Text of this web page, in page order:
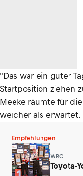
"Das war ein guter
Startposition ziehen
Meeke räumte für
weicher als erwartet.
Empfehlungen
WRC
Toyota-